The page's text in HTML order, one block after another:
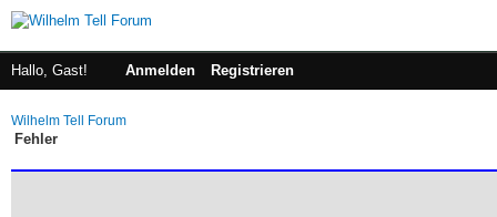
Hallo, Gast! Anmelden Registrieren
Wilhelm Tell Forum
Fehler